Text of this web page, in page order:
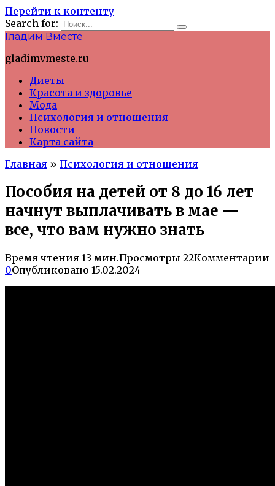
Перейти к контенту
Search for:
Гладим Вместе
gladimvmeste.ru
Диеты
Красота и здоровье
Мода
Психология и отношения
Новости
Карта сайта
Главная » Психология и отношения
Пособия на детей от 8 до 16 лет
начнут выплачивать в мае —
все, что вам нужно знать
Время чтения 13 мин.Просмотры 22Комментарии
0Опубликовано 15.02.2024